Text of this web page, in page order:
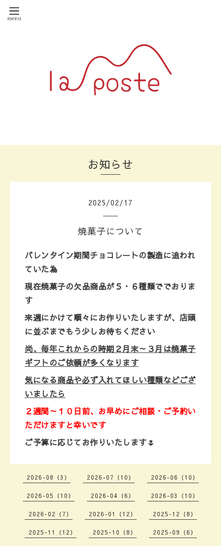
お知らせ
2025/02/17
焼菓子について
バレンタイン期間チョコレートの製造に追われ
ていた為
現在焼菓子の欠品商品が５・６種類ででおりま
す
来週にかけて順々にお作りいたしますが、店頭
に並ぶまでもう少しお待ちください
尚、毎年これからの時期２月末～３月は焼菓子
ギフトのご依頼が多くなります
気になる商品や必ず入れてほしい種類などござ
いましたら
２週間～１０日前、お早めにご相談・ご予約い
ただけますと幸いです
ご予算に応じてお作りいたします🌷
2026-08（3） 2026-07（10） 2026-06（10）
2026-05（10） 2026-04（6） 2026-03（10）
2026-02（7） 2026-01（12） 2025-12（8）
2025-11（12） 2025-10（8） 2025-09（6）